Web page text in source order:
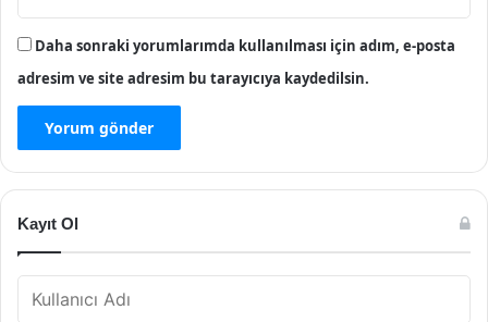
Daha sonraki yorumlarımda kullanılması için adım, e-posta
adresim ve site adresim bu tarayıcıya kaydedilsin.
Kayıt Ol